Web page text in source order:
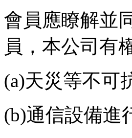
會員應瞭解並
員，本公司有
(a)天災等不可
(b)通信設備進